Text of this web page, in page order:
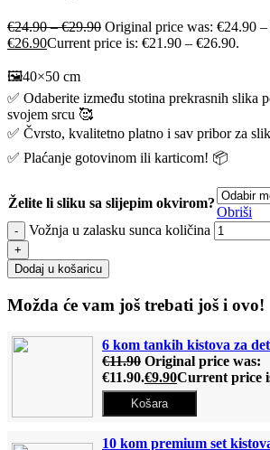
€24.90–€29.90 Original price was: €24.90 –
€26.90Current price is: €21.90 – €26.90.
🖼️40×50 cm
✅ Odaberite između stotina prekrasnih slika
svojem srcu 🥰
✅ Čvrsto, kvalitetno platno i sav pribor za
✅ Plaćanje gotovinom ili karticom! 📦
Želite li sliku sa slijepim okvirom?
Obriši
Vožnja u zalasku sunca količina
Dodaj u košaricu
Možda će vam još trebati još i ovo!
6 kom tankih kistova za
€11.90 Original price was:
€11.90.€9.90Current price
Košara
10 kom premium set